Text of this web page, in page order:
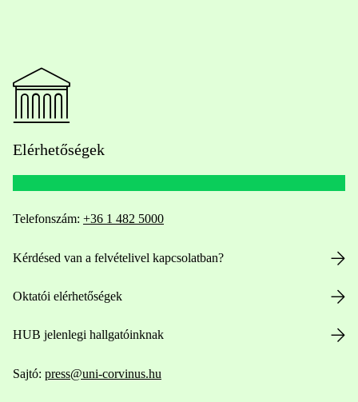
Elérhetőségek
Telefonszám: +36 1 482 5000
Kérdésed van a felvételivel kapcsolatban?
Oktatói elérhetőségek
HUB jelenlegi hallgatóinknak
Sajtó: press@uni-corvinus.hu